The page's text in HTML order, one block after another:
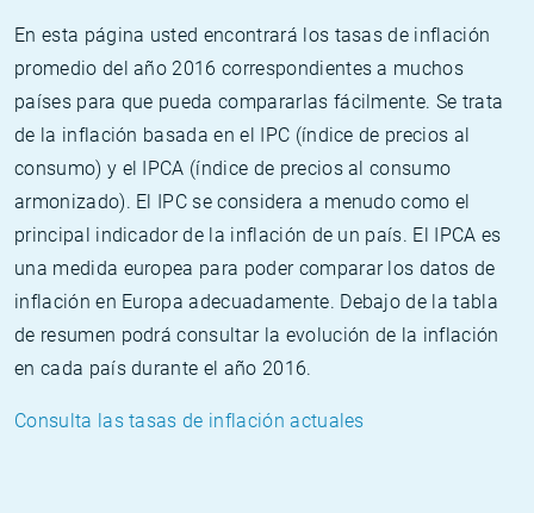
En esta página usted encontrará los tasas de inflación
promedio del año 2016 correspondientes a muchos
países para que pueda compararlas fácilmente. Se trata
de la inflación basada en el IPC (índice de precios al
consumo) y el IPCA (índice de precios al consumo
armonizado). El IPC se considera a menudo como el
principal indicador de la inflación de un país. El IPCA es
una medida europea para poder comparar los datos de
inflación en Europa adecuadamente. Debajo de la tabla
de resumen podrá consultar la evolución de la inflación
en cada país durante el año 2016.
Consulta las tasas de inflación actuales